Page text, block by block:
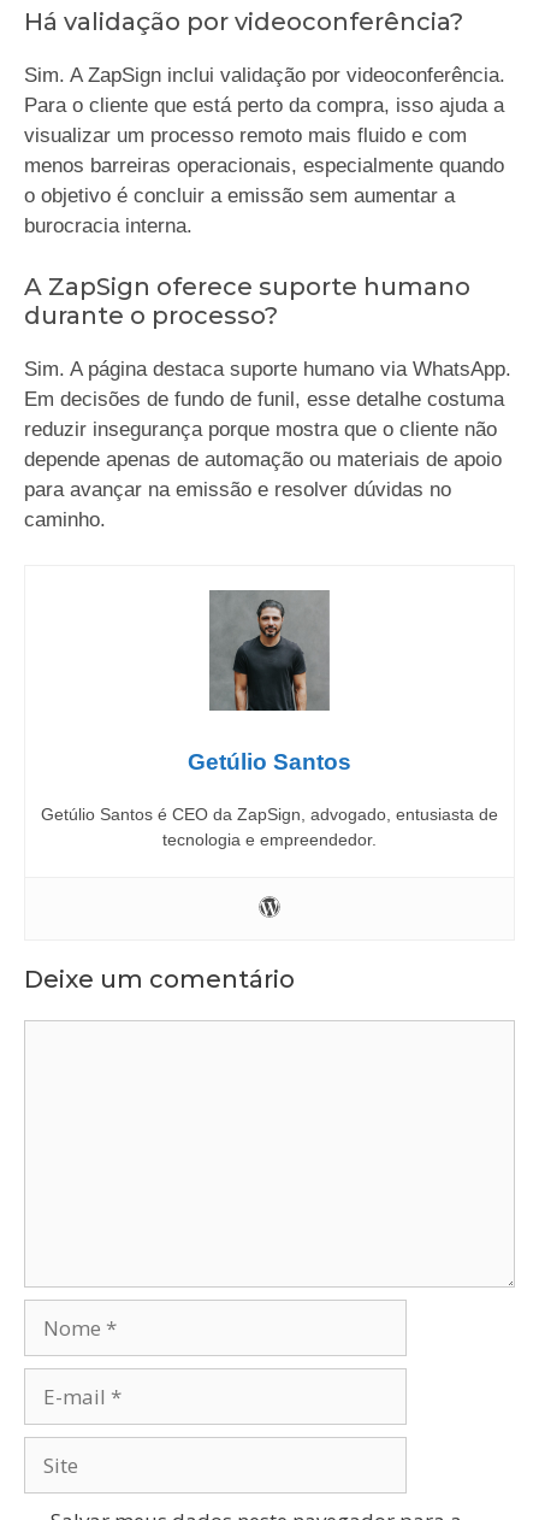
Há validação por videoconferência?
Sim. A ZapSign inclui validação por videoconferência.
Para o cliente que está perto da compra, isso ajuda a
visualizar um processo remoto mais fluido e com
menos barreiras operacionais, especialmente quando
o objetivo é concluir a emissão sem aumentar a
burocracia interna.
A ZapSign oferece suporte humano
durante o processo?
Sim. A página destaca suporte humano via WhatsApp.
Em decisões de fundo de funil, esse detalhe costuma
reduzir insegurança porque mostra que o cliente não
depende apenas de automação ou materiais de apoio
para avançar na emissão e resolver dúvidas no
caminho.
Getúlio Santos
Getúlio Santos é CEO da ZapSign, advogado, entusiasta de
tecnologia e empreendedor.
Deixe um comentário